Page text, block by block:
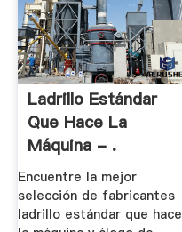
Ladrillo Estándar
Que Hace La
Máquina - .
Encuentre la mejor
selección de fabricantes
ladrillo estándar que hace